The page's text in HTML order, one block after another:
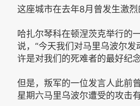
这座城市在去年8月曾发生激烈
哈扎尔琴科在顿涅茨克举行的
说，“今天我们对马里乌波尔发
许是对我们的死难者的最好纪
但是，叛军的一位发言人此前
星期六马里乌波尔遭受的攻击有